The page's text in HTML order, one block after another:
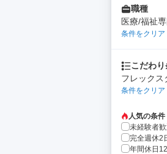
職種
医療/福祉
条件をクリア
こだわ
フレックス
条件をクリア
人気の条件
未経験者
完全週休2
年間休日